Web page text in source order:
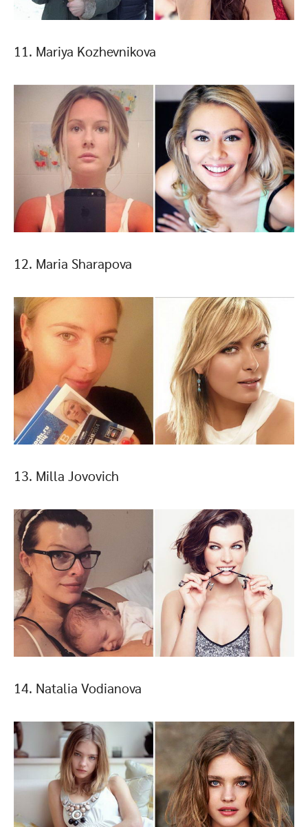
11. Mariya Kozhevnikova
12. Maria Sharapova
13. Milla Jovovich
14. Natalia Vodianova